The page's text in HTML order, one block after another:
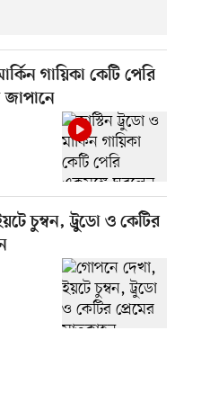
গায়িকা কেটি পেরি
চুম্বন, ট্রুডো ও কেটির